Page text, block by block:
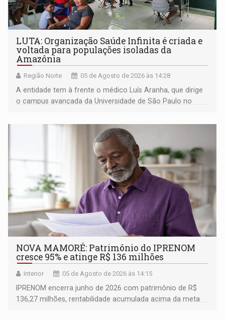
LUTA: Organização Saúde Infinita é criada e
voltada para populações isoladas da
Amazônia
Região Norte 05 de Agosto de 2026 às 14:28
A entidade tem à frente o médico Luís Aranha, que dirige
o campus avançada da Universidade de São Paulo no
NOVA MAMORÉ: Patrimônio do IPRENOM
cresce 95% e atinge R$ 136 milhões
Interior 05 de Agosto de 2026 às 14:15
IPRENOM encerra junho de 2026 com patrimônio de R$
136,27 milhões, rentabilidade acumulada acima da meta